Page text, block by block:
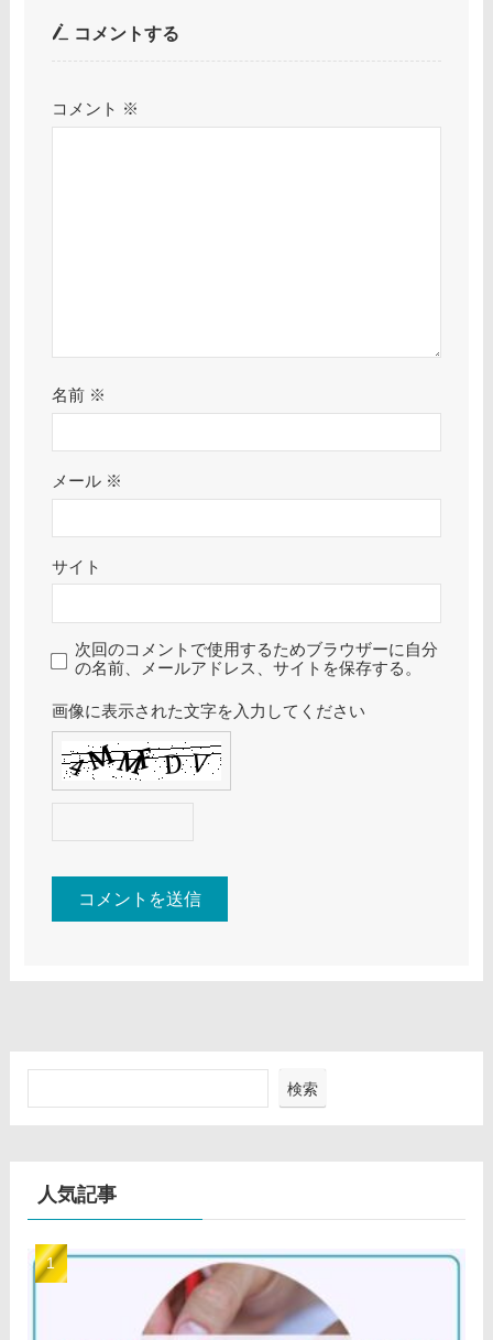
コメントする
コメント ※
名前 ※
メール ※
サイト
次回のコメントで使用するためブラウザーに自分
の名前、メールアドレス、サイトを保存する。
画像に表示された文字を入力してください
検索
人気記事